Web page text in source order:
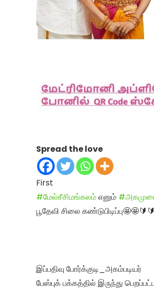
Spread the love
First
#மேல்சீசிமங்கலம்எனும்
பூதேவி சிலை கண்டுபிடிப்பு🤩🤩🔰🔰
இப்பதிவு போர்க்குடி_அகம்படியர்
பேஸ்புக் பக்கத்தில் இருந்து